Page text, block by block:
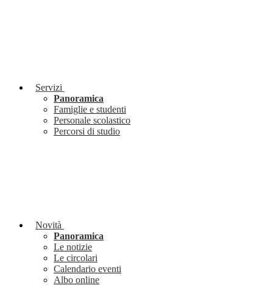
Servizi
Panoramica
Famiglie e studenti
Personale scolastico
Percorsi di studio
Novità
Panoramica
Le notizie
Le circolari
Calendario eventi
Albo online